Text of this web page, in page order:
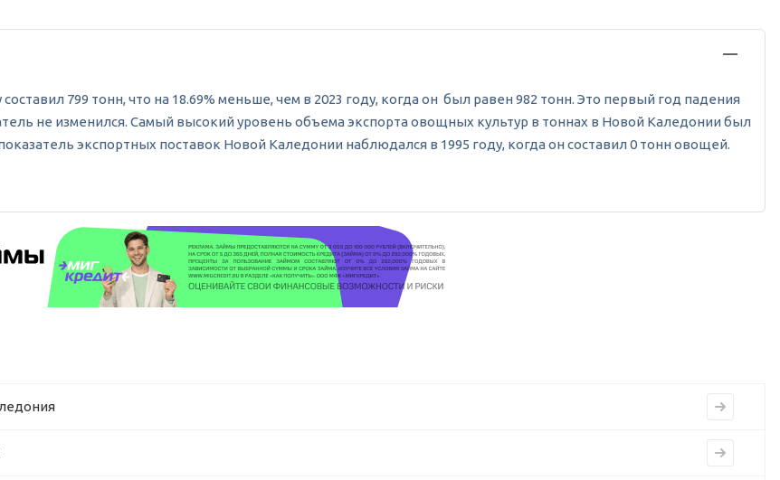
799 тонн, что на 18.69% меньше, чем в 2023 году, когда он был равен 982 тонн. Это первый год падения
не изменился. Самый высокий уровень объема экспорта овощных культур в тоннах в Новой Каледонии был
экспортных поставок Новой Каледонии наблюдался в 1995 году, когда он составил 0 тонн овощей.